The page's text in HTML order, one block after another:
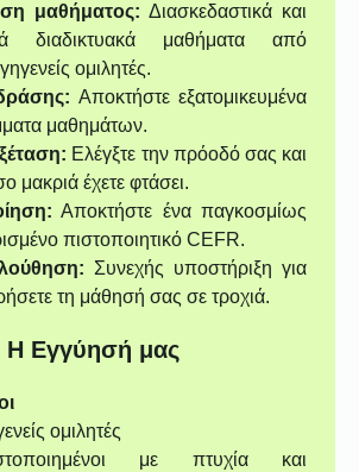
μαθήματος: Διασκεδαστικά και
διαδικτυακά μαθήματα από
ομιλητές.
Αποκτήστε εξατομικευμένα
μαθημάτων.
Ελέγξτε την πρόοδό σας και
μακριά έχετε φτάσει.
Αποκτήστε ένα παγκοσμίως
πιστοποιητικό CEFR.
Συνεχής υποστήριξη για
τη μάθησή σας σε τροχιά.
Η Εγγύησή μας
ομιλητές
με πτυχία και